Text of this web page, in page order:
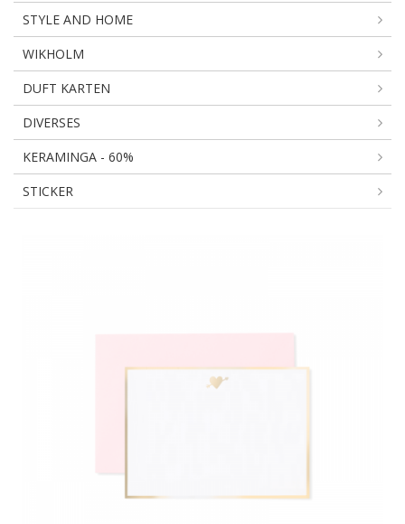
STYLE AND HOME
WIKHOLM
DUFT KARTEN
DIVERSES
KERAMINGA - 60%
STICKER